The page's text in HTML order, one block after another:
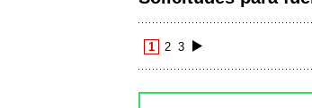
1 2 3